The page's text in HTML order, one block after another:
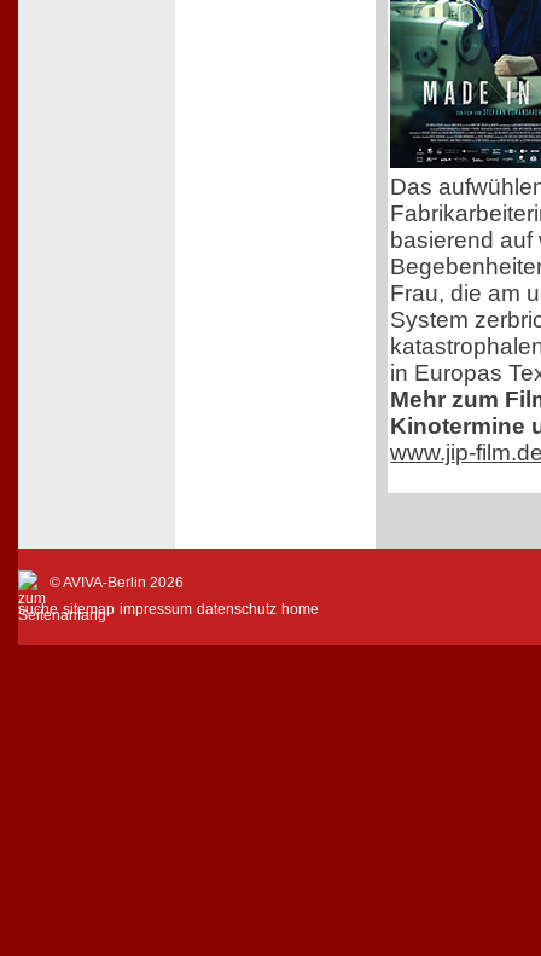
Das
basierend auf
Frau, die am
System
in Europas
Mehr zum
Kinotermine
www.jip-
© AVIVA-Berlin 2026
suche sitemap impressum datenschutz home